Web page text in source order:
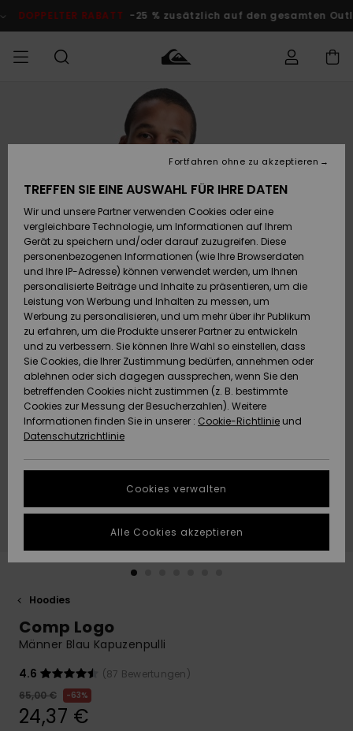
Produktinformation
RABATT -25 % zusätzlich auf den gesamten Outlet-
Kleidung
Accessoires
Schuhe&
Flip-Flops
Surf
Snow
Brandneu
Highlights
Kleidung
Accessoires
Schuhe&
Flip-Flops
Surf
Snow
Brandneu
Highlights
FRAUEN
Brandneu
Highlights
Snow
SURF
Surf Shop
Männer
Kinder
Highlights
Community
SNOW
Snow Shop
Männer
Snow Shop
Kinder
Snow Shop
Damen
Highlights
Community
DOPPELTER
RABATT
Herren
KINDER
Outlet
Frauen
HILFE & KONTAKT
Auf meine
zugreifen
Retouren
Bezahlung
Geschenkkarte
Quiksilver
Freedom
Datenschutz
Starten Sie eine
um die
schnellste
Antwort auf Ihre
erhalten.
Finden Sie
Antworten auf
die häufigsten
Fragen sowie
NACHHALTIGKEIT
SHOPS
QUIKSILVER APP
WUNSCHLISTE
Hoodies
Comp Logo
Männer Blau Kapuzenpulli
4.6
(87 Bewertungen)
65,00 €
63%
24,37 €
TREFFEN SIE EINE AUSWAHL FÜR IHRE DATEN
Wir und unsere Partner verwenden Cookies oder eine
vergleichbare Technologie, um Informationen auf Ihrem
Gerät zu speichern und/oder darauf zuzugreifen. Diese
personenbezogenen Informationen (wie Ihre Browserdaten
und Ihre IP-Adresse) können verwendet werden, um Ihnen
personalisierte Beiträge und Inhalte zu präsentieren, um die
Leistung von Werbung und Inhalten zu messen, um
Werbung zu personalisieren, und um mehr über ihr Publikum
zu erfahren, um die Produkte unserer Partner zu entwickeln
und zu verbessern. Sie können Ihre Wahl so einstellen, dass
Sie Cookies, die Ihrer Zustimmung bedürfen, annehmen oder
ablehnen oder sich dagegen aussprechen, wenn Sie den
betreffenden Cookies nicht zustimmen (z. B. bestimmte
Cookies zur Messung der Besucherzahlen). Weitere
Informationen finden Sie in unserer : Cookie-Richtlinie und
Datenschutzrichtlinie
Cookies verwalten
Fortfahren ohne zu akzeptieren
Alle Cookies akzeptieren